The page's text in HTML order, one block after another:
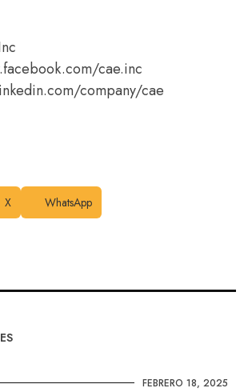
cae.inc
company/cae
X WhatsApp
FEBRERO 18, 2025